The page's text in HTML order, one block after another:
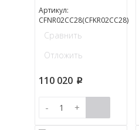
Артикул:
CFNR02CC28(CFKR02CC28)
Сравнить
Отложить
110 020 p
- +